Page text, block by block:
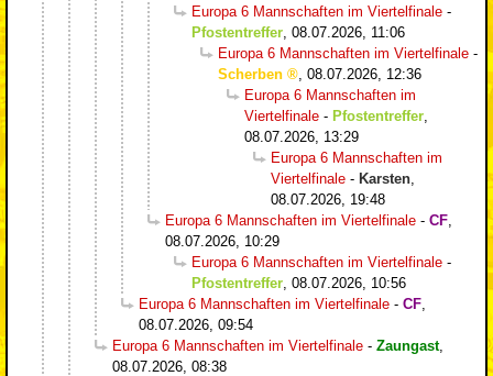
Europa 6 Mannschaften im Viertelfinale -
Pfostentreffer 08.07.2026, 11:06
Europa 6 Mannschaften im Viertelfinale -
Scherben
08.07.2026, 12:36
Europa 6 Mannschaften im
Viertelfinale - Pfostentreffer
08.07.2026, 13:29
Europa 6 Mannschaften im
Viertelfinale - Karsten
08.07.2026, 19:48
Europa 6 Mannschaften im Viertelfinale - CF
08.07.2026, 10:29
Europa 6 Mannschaften im Viertelfinale -
Pfostentreffer 08.07.2026, 10:56
Europa 6 Mannschaften im Viertelfinale - CF
08.07.2026, 09:54
Europa 6 Mannschaften im Viertelfinale - Zaungast,
08.07.2026, 08:38